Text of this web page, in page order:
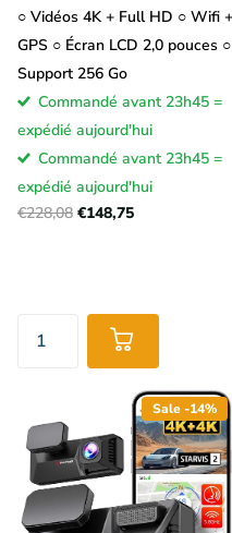
○ Vidéos 4K + Full HD ○ Wifi +
GPS ○ Écran LCD 2,0 pouces ○
Support 256 Go
Commandé avant 23h45 =
expédié aujourd'hui
Commandé avant 23h45 =
expédié aujourd'hui
€228,08 €148,75
Sale -14%